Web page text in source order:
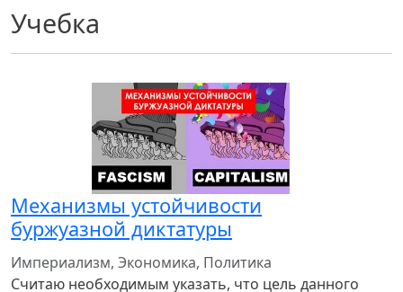
Учебка
Механизмы устойчивости
буржуазной диктатуры
Империализм, Экономика, Политика
Считаю необходимым указать, что цель данного